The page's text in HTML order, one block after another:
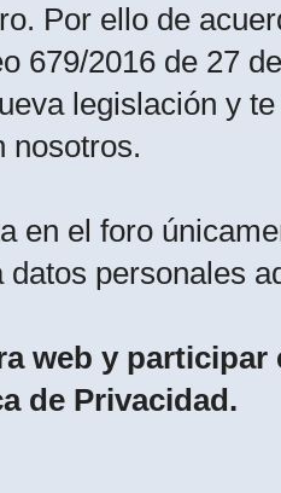
Por ello de
679/2016 de 27
legislación y
nosotros.
en el foro
datos personales
web y
de Privacidad.